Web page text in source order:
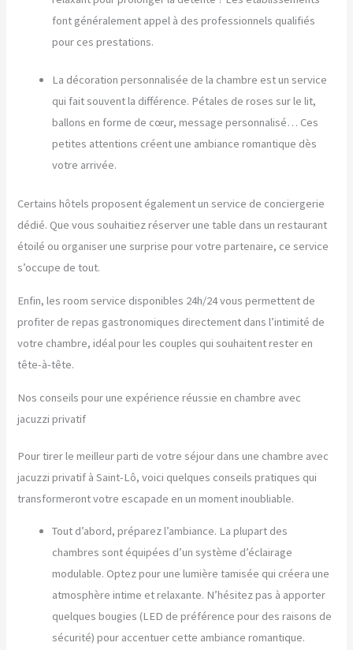
font généralement appel à des professionnels qualifiés
pour ces prestations.
La décoration personnalisée de la chambre est un service
qui fait souvent la différence. Pétales de roses sur le lit,
ballons en forme de cœur, message personnalisé… Ces
petites attentions créent une ambiance romantique dès
votre arrivée.
Certains hôtels proposent également un service de conciergerie
dédié. Que vous souhaitiez réserver une table dans un restaurant
étoilé ou organiser une surprise pour votre partenaire, ce service
s’occupe de tout.
Enfin, les room service disponibles 24h/24 vous permettent de
profiter de repas gastronomiques directement dans l’intimité de
votre chambre, idéal pour les couples qui souhaitent rester en
tête-à-tête.
Nos conseils pour une expérience réussie en chambre avec
jacuzzi privatif
Pour tirer le meilleur parti de votre séjour dans une chambre avec
jacuzzi privatif à Saint-Lô, voici quelques conseils pratiques qui
transformeront votre escapade en un moment inoubliable.
Tout d’abord, préparez l’ambiance. La plupart des
chambres sont équipées d’un système d’éclairage
modulable. Optez pour une lumière tamisée qui créera une
atmosphère intime et relaxante. N’hésitez pas à apporter
quelques bougies (LED de préférence pour des raisons de
sécurité) pour accentuer cette ambiance romantique.